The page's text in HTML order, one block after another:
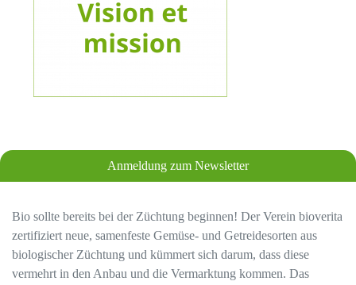
Anmeldung zum Newsletter
Bio sollte bereits bei der Züchtung beginnen! Der Verein bioverita
zertifiziert neue, samenfeste Gemüse- und Getreidesorten aus
biologischer Züchtung und kümmert sich darum, dass diese
vermehrt in den Anbau und die Vermarktung kommen. Das